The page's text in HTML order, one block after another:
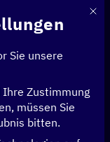
Mit
Sie unsere
Zustimmung
müssen Sie
bitten.